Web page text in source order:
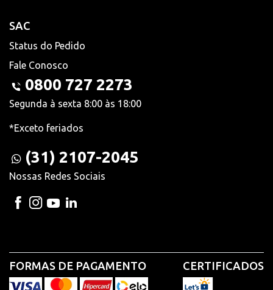
SAC
Status do Pedido
Fale Conosco
0800 727 2273
Segunda à sexta 8:00 às 18:00
*Exceto feriados
(31) 2107-2045
Nossas Redes Sociais
FORMAS DE PAGAMENTO CERTIFICADOS